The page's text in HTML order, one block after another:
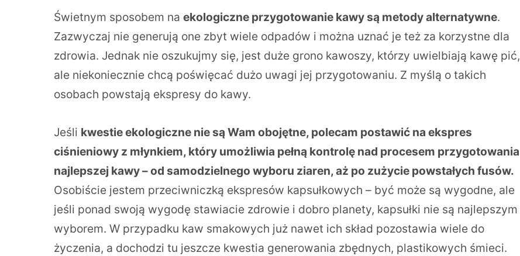
Świetnym sposobem na ekologiczne przygotowanie kawy są metody alternatywne.
Zazwyczaj nie generują one zbyt wiele odpadów i można uznać je też za korzystne dla
zdrowia. Jednak nie oszukujmy się, jest duże grono kawoszy, którzy uwielbiają kawę pić,
ale niekoniecznie chcą poświęcać dużo uwagi jej przygotowaniu. Z myślą o takich
osobach powstają ekspresy do kawy.
Jeśli kwestie ekologiczne nie są Wam obojętne, polecam postawić na ekspres
ciśnieniowy z młynkiem, który umożliwia pełną kontrolę nad procesem przygotowania
najlepszej kawy – od samodzielnego wyboru ziaren, aż po zużycie powstałych fusów.
Osobiście jestem przeciwniczką ekspresów kapsułkowych – być może są wygodne, ale
jeśli ponad swoją wygodę stawiacie zdrowie i dobro planety, kapsułki nie są najlepszym
wyborem. W przypadku kaw smakowych już nawet ich skład pozostawia wiele do
życzenia, a dochodzi tu jeszcze kwestia generowania zbędnych, plastikowych śmieci.